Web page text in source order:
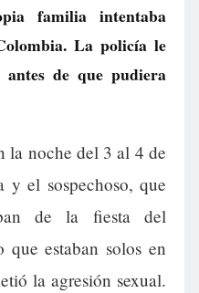
familia intentaba
La policía le
de que pudiera
la noche del 3 al 4 de
el sospechoso, que
de la fiesta del
que estaban solos en
la agresión sexual.